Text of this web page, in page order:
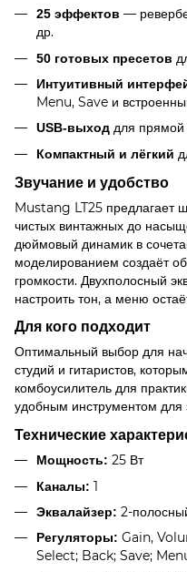
25 эффектов —
др.
50 готовых пресетов
Интуитивный
Menu, Save и
USB-выход для прямой
Компактный и лёгкий
Звучание и удобство
Mustang LT25 предлагает
чистых винтажных до
дюймовый динамик в
моделированием создаёт
громкости. Двухполосный
настроить тон, а меню
Для кого подходит
Оптимальный выбор для
студий и гитаристов,
комбоусилитель для
удобным инструментом для
Технические
Мощность: 25 Вт
Каналы: 1
Эквалайзер: 2-
Регуляторы: Gain,
Select; Back; Save;